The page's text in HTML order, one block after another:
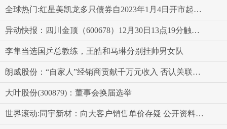
全球热门:红星美凯龙多只债券自2023年1月4日开市起停牌
异动快报：四川金顶（600678）12月30日13点19分触及涨停板
李隼当选国乒总教练，王皓和马琳分别挂帅男女队
朗威股份：“自家人”经销商贡献千万元收入 否认关联方实际经营或虚假陈述 环球快播
大叶股份(300879)：董事会换届选举
世界滚动:同宇新材：向大客户销售单价存疑 公开资料信披矛盾